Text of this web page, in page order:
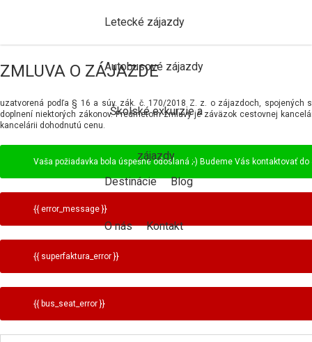
Letecké zájazdy
Autobusové zájazdy
Školské exkurzie a
zájazdy
Destinácie
Blog
O nás Kontakt
ZMLUVA O ZÁJAZDE
uzatvorená podľa § 16 a súv. zák. č. 170/2018 Z. z. o zájazdoch, spojených
doplnení niektorých zákonov. Predmetom zmluvy je záväzok cestovnej
kancelárii dohodnutú cenu.
Vaša požiadavka bola úspešne odoslaná ;-) Budeme Vás kontaktovať do
{{ error_message }}
{{ superfaktura_error }}
{{ bus_seat_error }}